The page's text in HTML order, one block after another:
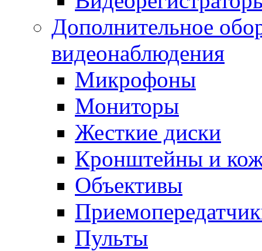
Дополнительное
видеонаблюдения
Микрофоны
Мониторы
Жесткие диски
Кронштейны и
Объективы
Пульты